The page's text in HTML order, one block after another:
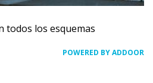
todos los esquemas
POWERED BY ADDOOR